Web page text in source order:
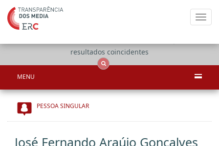
resultados coincidentes
MENU
PESSOA SINGULAR
José Fernando Araújo Gonçalves